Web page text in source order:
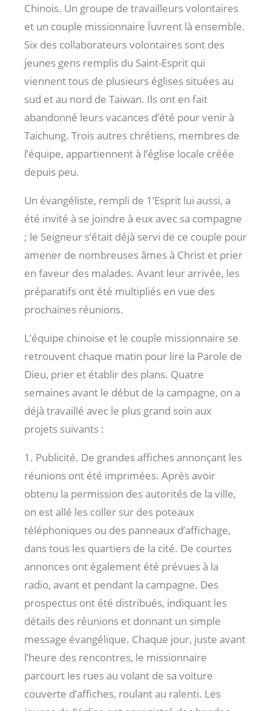
Chinois. Un groupe de travailleurs volontaires
et un couple missionnaire Ïuvrent là ensemble.
Six des collaborateurs volontaires sont des
jeunes gens remplis du Saint-Esprit qui
viennent tous de plusieurs églises situées au
sud et au nord de Taiwan. Ils ont en fait
abandonné leurs vacances d’été pour venir à
Taichung. Trois autres chrétiens, membres de
l’équipe, appartiennent à l’église locale créée
depuis peu.
Un évangéliste, rempli de 1’Esprit lui aussi, a
été invité à se joindre à eux avec sa compagne
; le Seigneur s’était déjà servi de ce couple pour
amener de nombreuses âmes à Christ et prier
en faveur des malades. Avant leur arrivée, les
préparatifs ont été multipliés en vue des
prochaines réunions.
L’équipe chinoise et le couple missionnaire se
retrouvent chaque matin pour lire la Parole de
Dieu, prier et établir des plans. Quatre
semaines avant le début de la campagne, on a
déjà travaillé avec le plus grand soin aux
projets suivants :
1. Publicité. De grandes affiches annonçant les
réunions ont été imprimées. Après avoir
obtenu la permission des autorités de la ville,
on est allé les coller sur des poteaux
téléphoniques ou des panneaux d’affichage,
dans tous les quartiers de la cité. De courtes
annonces ont également été prévues à la
radio, avant et pendant la campagne. Des
prospectus ont été distribués, indiquant les
détails des réunions et donnant un simple
message évangélique. Chaque jour, juste avant
l’heure des rencontres, le missionnaire
parcourt les rues au volant de sa voiture
couverte d’affiches, roulant au ralenti. Les